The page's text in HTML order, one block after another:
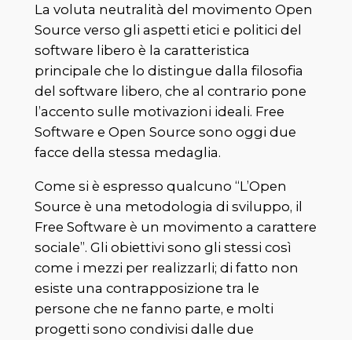
La voluta neutralità del movimento Open
Source verso gli aspetti etici e politici del
software libero è la caratteristica
principale che lo distingue dalla filosofia
del software libero, che al contrario pone
l’accento sulle motivazioni ideali. Free
Software e Open Source sono oggi due
facce della stessa medaglia.
Come si è espresso qualcuno “L’Open
Source è una metodologia di sviluppo, il
Free Software è un movimento a carattere
sociale”. Gli obiettivi sono gli stessi così
come i mezzi per realizzarli; di fatto non
esiste una contrapposizione tra le
persone che ne fanno parte, e molti
progetti sono condivisi dalle due